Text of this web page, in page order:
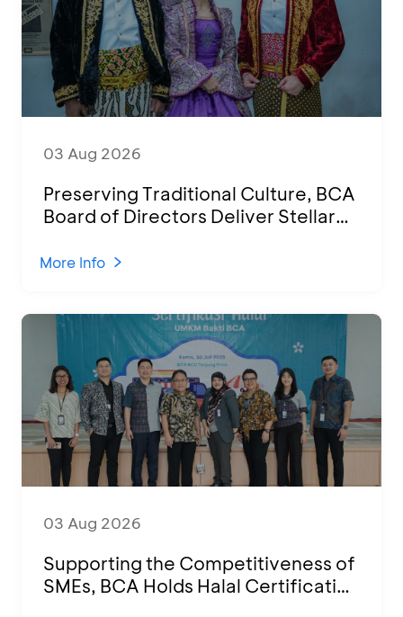
03 Aug 2026
Preserving Traditional Culture, BCA
Board of Directors Deliver Stellar
2026
More Info
03 Aug 2026
Supporting the Competitiveness of
SMEs, BCA Holds Halal Certification